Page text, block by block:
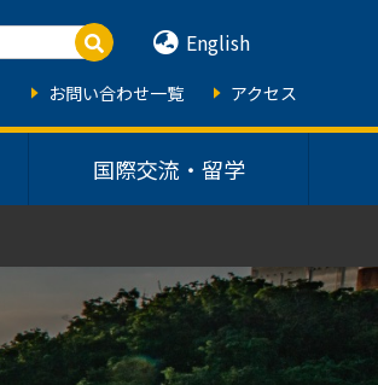
国際交流・留学
English
お問い合わせ一覧 アクセス